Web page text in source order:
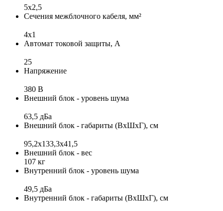
5x2,5
Сечения межблочного кабеля, мм²
4х1
Автомат токовой защиты, А
25
Напряжение
380 В
Внешний блок - уровень шума
63,5 дБа
Внешний блок - габариты (ВхШхГ), см
95,2x133,3x41,5
Внешний блок - вес
107 кг
Внутренний блок - уровень шума
49,5 дБа
Внутренний блок - габариты (ВхШхГ), см